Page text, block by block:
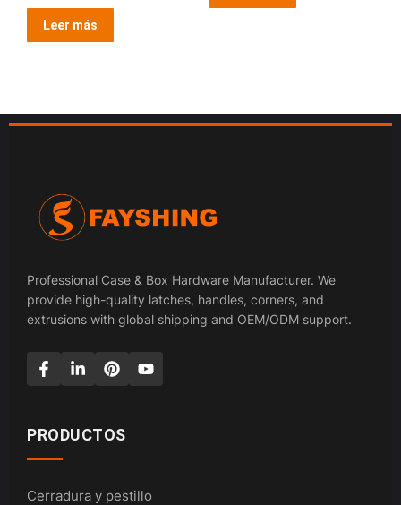
Leer más
Professional Case & Box Hardware Manufacturer. We
provide high-quality latches, handles, corners, and
extrusions with global shipping and OEM/ODM support.
PRODUCTOS
Cerradura y pestillo